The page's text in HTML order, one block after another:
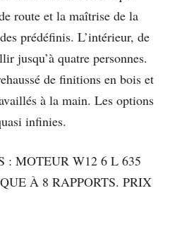
route et la maîtrise de la
prédéfinis. L’intérieur, de
jusqu’à quatre personnes.
de finitions en bois et
à la main. Les options
infinies.
: MOTEUR W12 6 L 635
À 8 RAPPORTS. PRIX